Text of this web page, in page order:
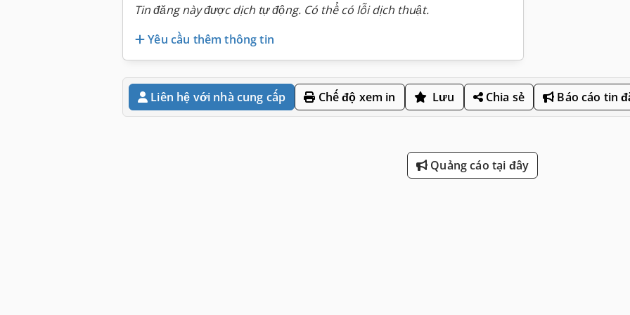
Tin đăng này được dịch tự động. Có thể có lỗi dịch thuật.
Yêu cầu thêm thông tin
Liên hệ với nhà cung cấp Chế độ xem in Lưu Chia sẻ Báo cáo tin
Quảng cáo tại đây